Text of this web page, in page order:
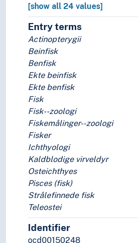
[show all 24 values]
Entry terms
Actinopterygii
Beinfisk
Benfisk
Ekte beinfisk
Ekte benfisk
Fisk
Fisk--zoologi
Fiskemålinger--zoologi
Fisker
Ichthyologi
Kaldblodige virveldyr
Osteichthyes
Pisces (fisk)
Strålefinnede fisk
Teleostei
Identifier
ocd00150248